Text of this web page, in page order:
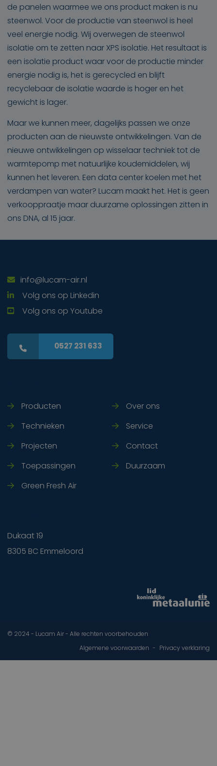
de panelen waarmee we ons product maken is nu
steenwol. Voor de productie van steenwol is heel
veel energie nodig. Wij overwegen de steenwol
isolatie om te zetten naar XPS isolatie. Het resultaat is
een isolatie product waar voor de productie minder
energie nodig is, het is gerecycled en blijft
recyclebaar de isolatie waarde is hoger en het
gewicht is lager.
Maar we kunnen meer, dagelijks passen we onze
producten aan de nieuwste ontwikkelingen. Van de
nieuwe ontwikkelingen op wisselaar techniek tot de
warmtepomp met natuurlijke koudemiddelen, wij
kunnen het leveren. Een data center koelen met het
verdampen van water? Lucam maakt het. Het is geen
verkooppraatje maar duurzame oplossingen zitten in
ons DNA, al 15 jaar.
info@lucam-air.nl
Volg ons op Linkedin
Volg ons op Youtube
0527 231 633
Producten
Technieken
Projecten
Toepassingen
Green Fresh Air
Over ons
Service
Contact
Duurzaam
Dukaat 19
8305 BC Emmeloord
© 2024 - Lucam Air - Alle rechten voorbehouden
Algemene voorwaarden
Privacy verklaring